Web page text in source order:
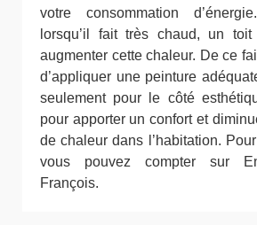
votre consommation
lorsqu’il fait très chaud, un
augmenter cette chaleur. De ce
d’appliquer une peinture
seulement pour le côté
pour apporter un confort et
de chaleur dans l’habitation.
vous pouvez compter sur
François.